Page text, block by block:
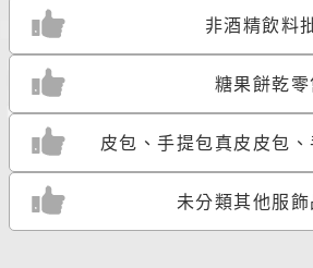
非酒精飲料
糖果餅乾零
皮包、手提包真皮皮包
未分類其他服